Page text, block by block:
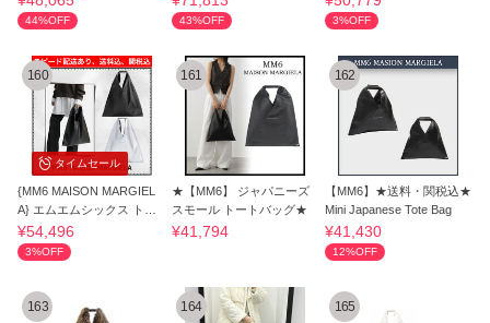
44%OFF 43%OFF 3%OFF
タイムセール
160
{MM6 MAISON MARGIEL
A} エムエムシックス トー
トバッグ Tote Bag
¥54,496
3%OFF
161
★【MM6】 ジャパニーズ
スモール トートバッグ★
¥41,794
162
【MM6】★送料・関税込★
Mini Japanese Tote Bag
¥41,430
12%OFF
163 164 165